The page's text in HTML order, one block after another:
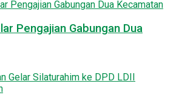
Pengajian Gabungan Dua